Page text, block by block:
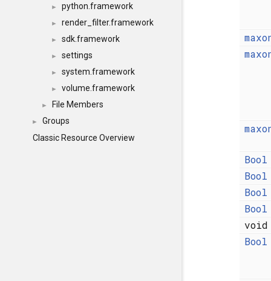
► python.framework
► render_filter.framework
► sdk.framework
► settings
► system.framework
► volume.framework
► File Members
►
Groups
Classic Resource Overview
Bool
Bool
Bool
Bool
Bool